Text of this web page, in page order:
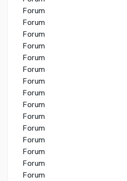
Forum
Forum
Forum
Forum
Forum
Forum
Forum
Forum
Forum
Forum
Forum
Forum
Forum
Forum
Forum